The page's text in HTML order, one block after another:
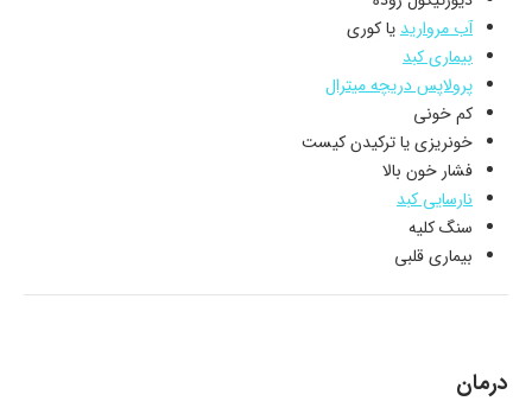
آب مرواریدیا کوری
بیماری کبد
پرولاپس دریچه میترال
کم خونی
خونریزی یا ترکیدن کیست
فشار خون بالا
نارسایی کبد
سنگ کلیه
بیماری قلبی
درمان